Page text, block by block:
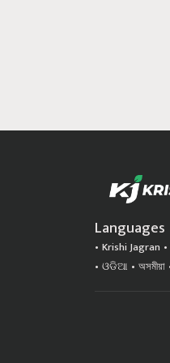
Languages
Krishi Jagran
ଓଡିଆ
অসমীয়া